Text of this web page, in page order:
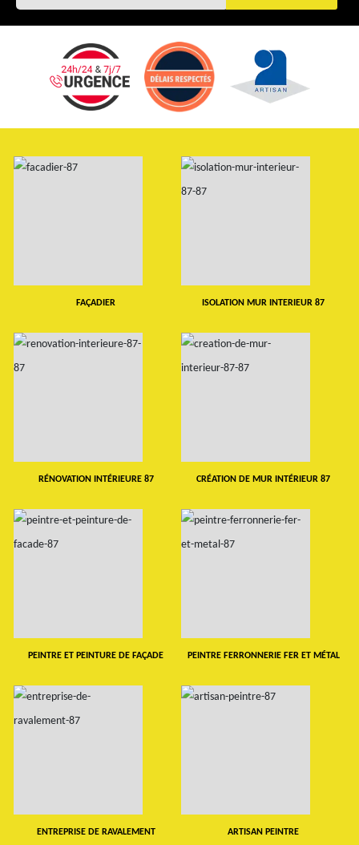
FAÇADIER ISOLATION MUR INTERIEUR 87
RÉNOVATION INTÉRIEURE 87 CRÉATION DE MUR INTÉRIEUR 87
PEINTRE ET PEINTURE DE FAÇADE PEINTRE FERRONNERIE FER ET MÉTAL
ENTREPRISE DE RAVALEMENT ARTISAN PEINTRE